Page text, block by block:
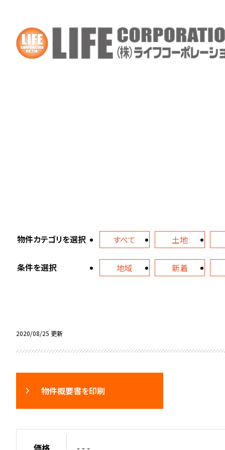
物件カテゴリを選択 すべて 土地
条件を選択 地域 新着
2020/08/25 更新
物件概要書を印刷
価格 - - -